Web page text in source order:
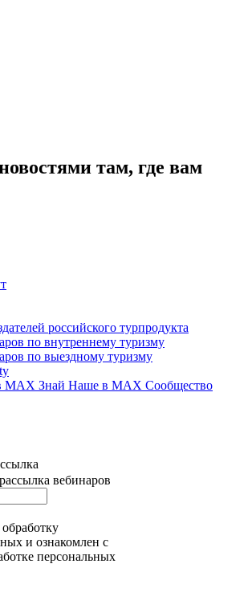
там, где вам
российского турпродукта
по внутреннему туризму
по выездному туризму
MAX Знай Наше в MAX Сообщество
вебинаров
и ознакомлен с
персональных